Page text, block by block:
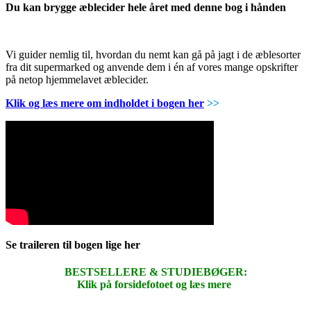
Du kan brygge æblecider hele året med denne bog i hånden
Vi guider nemlig til, hvordan du nemt kan gå på jagt i de æblesorter
fra dit supermarked og anvende dem i én af vores mange opskrifter
på netop hjemmelavet æblecider.
Klik og læs mere om indholdet i bogen her >>
Se traileren til bogen lige her
BESTSELLERE & STUDIEBØGER:
Klik på forsidefotoet og læs mere